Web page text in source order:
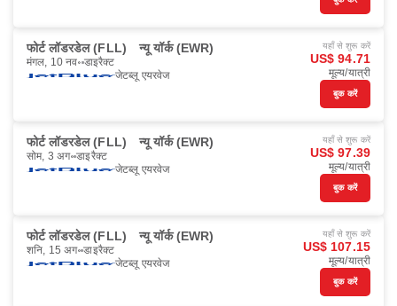
फोर्ट लॉडरडेल (FLL) न्यू यॉर्क (EWR)
मंगल, 10 नव॰ डाइरैक्ट
जेटब्लू एयरवेज
यहाँ से शुरू करें
US$ 94.71
मूल्य/यात्री
बुक करें
फोर्ट लॉडरडेल (FLL) न्यू यॉर्क (EWR)
सोम, 3 अग॰ डाइरैक्ट
जेटब्लू एयरवेज
यहाँ से शुरू करें
US$ 97.39
मूल्य/यात्री
बुक करें
फोर्ट लॉडरडेल (FLL) न्यू यॉर्क (EWR)
शनि, 15 अग॰ डाइरैक्ट
जेटब्लू एयरवेज
यहाँ से शुरू करें
US$ 107.15
मूल्य/यात्री
बुक करें